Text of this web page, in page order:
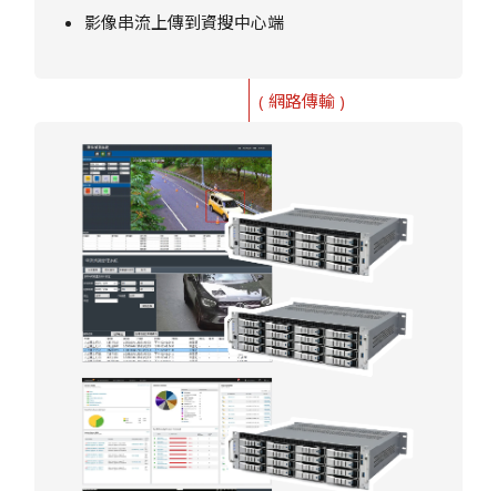
影像串流上傳到資搜中心端
( 網路傳輸 )